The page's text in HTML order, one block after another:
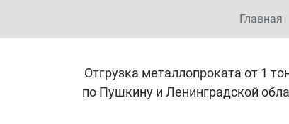
Главная
Отгрузка металлопроката от 1
по Пушкину и Ленинградской